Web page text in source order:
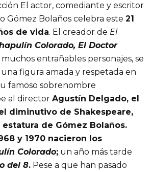
El actor, comediante y escritor
Gómez Bolaños celebra este 21
de vida. El creador de El
Colorado, El Doctor
entrañables personajes, se
figura amada y respetada en
famoso sobrenombre
al director Agustín Delgado, el
diminutivo de Shakespeare,
de Gómez Bolaños.
y 1970 nacieron los
Colorado; un año más tarde
del 8. Pese a que han pasado